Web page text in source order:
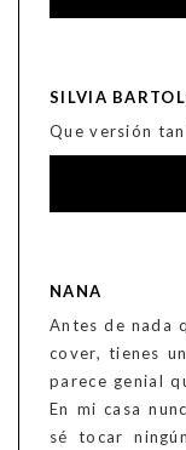
SILVIA
Que versión
NANA
Antes de nada
cover, tienes
parece genial
En mi casa
sé tocar